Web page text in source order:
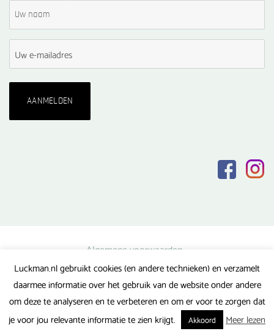
Algemene voorwaarden
Privacy verklaring
Veel gestelde vragen
Luckman.nl gebruikt cookies (en andere technieken) en verzamelt
daarmee informatie over het gebruik van de website onder andere
om deze te analyseren en te verbeteren en om er voor te zorgen dat
je voor jou relevante informatie te zien krijgt.
Akkoord Meer lezen